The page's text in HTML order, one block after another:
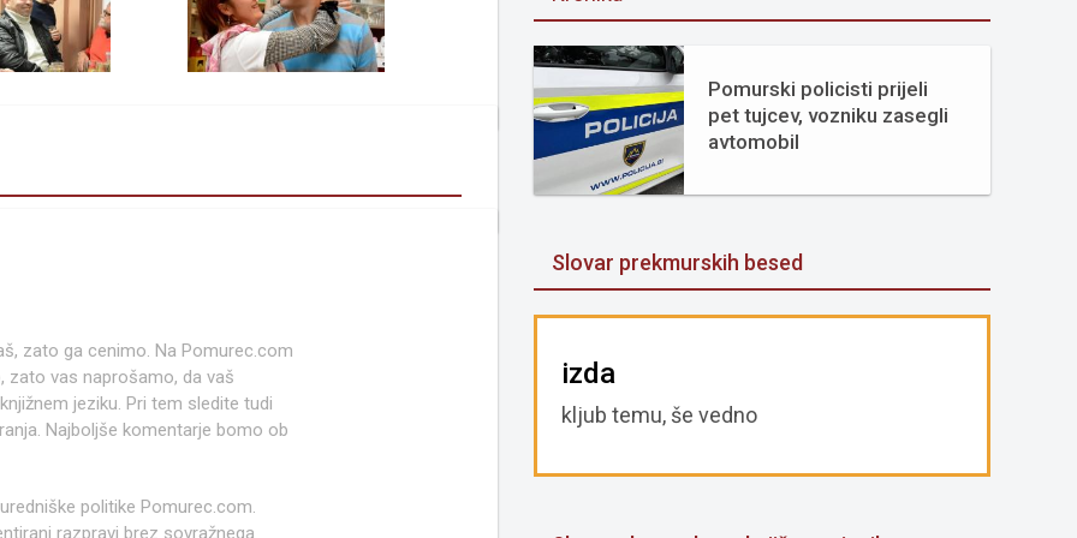
zato ga cenimo. Na Pomurec.com
zato vas naprošamo, da vaš
jeziku. Pri tem sledite tudi
Najboljše komentarje bomo ob
politike Pomurec.com.
razpravi brez sovražnega
Pomurski policisti prijeli
pet tujcev, vozniku zasegli
avtomobil
Slovar prekmurskih besed
izda
kljub temu, še vedno